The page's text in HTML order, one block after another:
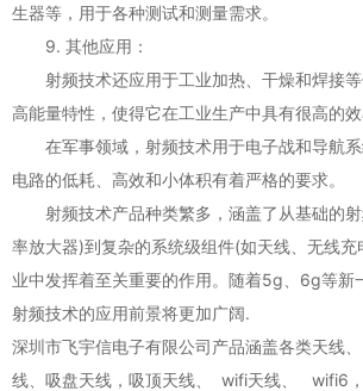
生器等，用于各种测试和测量需求。
9. 其他应用：
射频技术还应用于工业加热、干燥和焊接等
高能量特性，使得它在工业生产中具有很高的效
在军事领域，射频技术用于电子战和导航系
电路的低耗、高效和小体积有着严格的要求。
射频技术产品种类繁多，涵盖了从基础的射
率放大器)到复杂的系统级组件(如天线、无线
业中发挥着至关重要的作用。随着5g、6g等新
射频技术的应用前景将更加广阔.
深圳市飞宇信电子有限公司产品涵盖各类天线
线、吸盘天线，吸顶天线、
wifi天线 、 wifi6